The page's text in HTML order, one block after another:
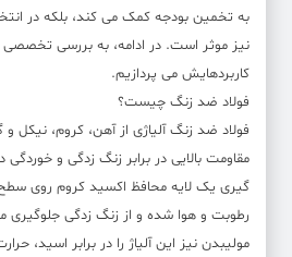
به تخمین بودجه کمک می کند، بلکه در
نیز موثر است. در ادامه، به بررسی تخصصی
کاربردهایش می پردازیم.
فولاد ضد زنگ چیست؟
فولاد ضد زنگ آلیاژی از آهن، کروم، نیکل
مقاومت بالایی در برابر زنگ زدگی و
گیری یک لایه محافظ اکسید کروم روی
رطوبت و هوا شده و از زنگ زدگی جلوگیری
مولیبدن نیز این آلیاژ را در برابر اسید،